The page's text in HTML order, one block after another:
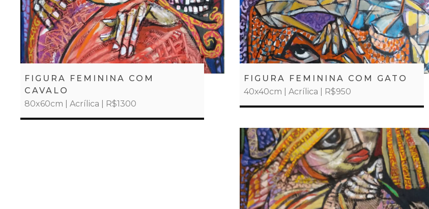
FIGURA FEMININA COM
CAVALO
80x60cm | Acrílica | R$1300
FIGURA FEMININA COM GATO
40x40cm | Acrílica | R$950